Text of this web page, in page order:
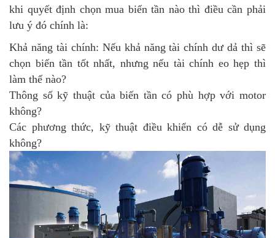
khi quyết định chọn mua biến tần nào thì điều cần phải
lưu ý đó chính là:
Khả năng tài chính: Nếu khả năng tài chính dư dả thì sẽ
chọn biến tần tốt nhất, nhưng nếu tài chính eo hẹp thì
làm thế nào?
Thông số kỹ thuật của biến tần có phù hợp với motor
không?
Các phương thức, kỹ thuật điều khiển có dễ sử dụng
không?